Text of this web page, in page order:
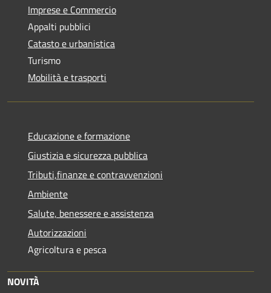
Imprese e Commercio
Appalti pubblici
Catasto e urbanistica
Turismo
Mobilità e trasporti
Educazione e formazione
Giustizia e sicurezza pubblica
Tributi,finanze e contravvenzioni
Ambiente
Salute, benessere e assistenza
Autorizzazioni
Agricoltura e pesca
NOVITÀ